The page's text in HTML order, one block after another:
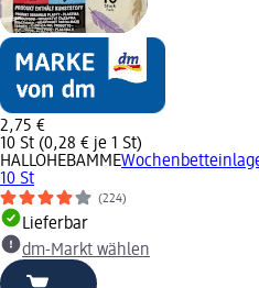
2,75 €
10 St (0,28 € je 1 St)
HALLOHEBAMME
10 St
(224)
Lieferbar
dm-Markt wählen